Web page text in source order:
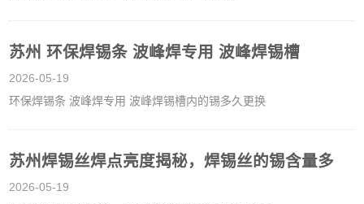
苏州 环保焊锡条 波峰焊专用 波峰焊锡槽
2026-05-19
环保焊锡条 波峰焊专用 波峰焊锡槽内的锡多久更换
苏州焊锡丝焊点亮度揭秘，焊锡丝的锡含量多
2026-05-19